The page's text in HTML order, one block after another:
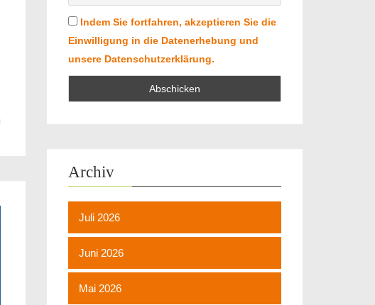
Indem Sie fortfahren, akzeptieren Sie die
Einwilligung in die Datenerhebung und
unsere Datenschutzerklärung.
Archiv
Juli 2026
Juni 2026
Mai 2026